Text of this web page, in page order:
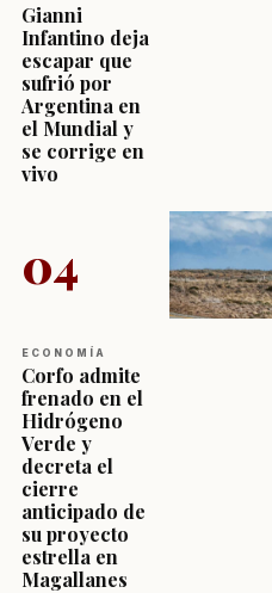
Gianni
Infantino deja
escapar que
sufrió por
Argentina en
el Mundial y
se corrige en
vivo
04
ECONOMÍA
Corfo admite
frenado en el
Hidrógeno
Verde y
decreta el
cierre
anticipado de
su proyecto
estrella en
Magallanes